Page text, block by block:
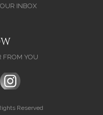
INBOX
FROM YOU
Reserved